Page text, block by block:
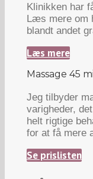
Klinikken har
Læs mere om
blandt andet
Læs mere
Massage 45
Jeg tilbyder
varigheder,
helt rigtige
for at få mere
Se prislisten